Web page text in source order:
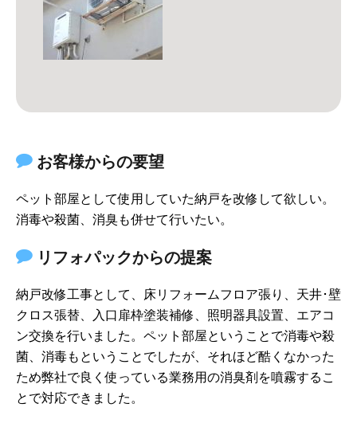
お客様からの要望
ペット部屋として使用していた納戸を改修して欲しい。
消毒や殺菌、消臭も併せて行いたい。
リフォパックからの提案
納戸改修工事として、床リフォームフロア張り、天井･壁
クロス張替、入口扉枠塗装補修、照明器具設置、エアコ
ン交換を行いました。ペット部屋ということで消毒や殺
菌、消毒もということでしたが、それほど酷くなかった
ため弊社で良く使っている業務用の消臭剤を噴霧するこ
とで対応できました。